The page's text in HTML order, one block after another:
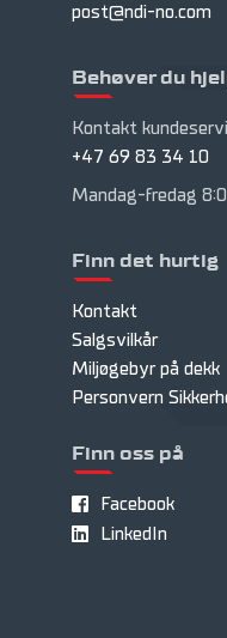
post@ndi-no.com
Behøver du
Kontakt
+47 69 83 34 10
Mandag-fredag
Finn det hurtig
Kontakt
Salgsvilkår
Miljøgebyr på dekk
Personvern
Finn oss på
Facebook
LinkedIn